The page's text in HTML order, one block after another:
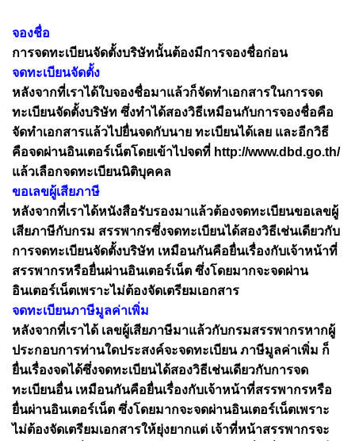
จองชื่อ
การจดทะเบียนจัดตั้งบริษัทนั้นต้องมีการจองชื่อก่อน
จดทะเบียนจัดตั้ง
หลังจากที่เราได้ใบจองชื่อมาแล้วก็จัดทำเอกสารในการจด
ทะเบียนจัดตั้งบริษัท ซึ่งทำได้สองวิธีเหมือนกับการจองชื่อคือ
จัดทำเอกสารแล้วไปยื่นจดกับนาย ทะเบียนได้เลย และอีกวิธี
คือจดผ่านอินเตอร์เน็ตโดยเข้าไปจดที่ http://www.dbd.go.th/
แล้วเลือกจดทะเบียนนิติบุคคล
ขอเลขผู้เสียภาษี
หลังจากที่เราได้หนังสือรับรองมาแล้วต้องจดทะเบียนขอเลขผู้
เสียภาษีกับกรม สรรพากรซึ่งจดทะเบียนได้สองวิธีเช่นเดียวกับ
การจดทะเบียนจัดตั้งบริษัท เหมือนกันคือยื่นเรื่องกับเจ้าหน้าที่
สรรพากรหรือยื่นผ่านอินเตอร์เน็ต ซึ่งโดยมากจะจดผ่าน
อินเตอร์เน็ตเพราะไม่ต้องจัดเตรียมเอกสาร
จดทะเบียนภาษีมูลค่าเพิ่ม
หลังจากที่เราได้ เลขผู้เสียภาษีมาแล้วกับกรมสรรพากรหากผู้
ประกอบการท่านใดประสงค์จะจดทะเบียน ภาษีมูลค่าเพิ่ม ก็
ยื่นเรื่องจดได้ซึ่งจดทะเบียนได้สองวิธีเช่นเดียวกับการจด
ทะเบียนอื่น เหมือนกันคือยื่นเรื่องกับเจ้าหน้าที่สรรพากรหรือ
ยื่นผ่านอินเตอร์เน็ต ซึ่งโดยมากจะจดผ่านอินเตอร์เน็ตเพราะ
ไม่ต้องจัดเตรียมเอกสารให้ยุ่งยากแต่ เจ้าที่หน้าสรรพากรจะ